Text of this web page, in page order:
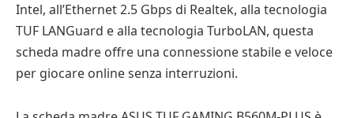
Intel, all’Ethernet 2.5 Gbps di Realtek, alla tecnologia
TUF LANGuard e alla tecnologia TurboLAN, questa
scheda madre offre una connessione stabile e veloce
per giocare online senza interruzioni.